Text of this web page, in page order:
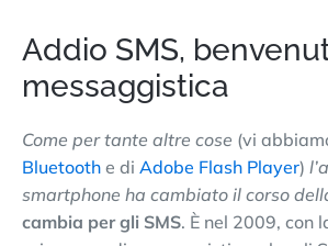
Addio SMS,
messaggistica
Come per tante altre cose (vi
Bluetooth e di Adobe Flash Player)
smartphone ha cambiato il corso
cambia per gli SMS. È nel 2009, con